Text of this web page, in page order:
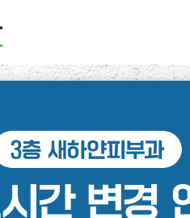
새하얀 네트워크
기미·색소·홍조
주름·탄력